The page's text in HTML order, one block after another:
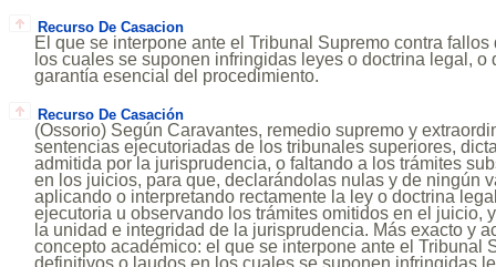
Recurso De Casacion
El que se interpone ante el Tribunal Supremo contra
los cuales se suponen infringidas leyes o doctrina legal, o
garantía esencial del procedimiento.
Recurso De Casación
(Ossorio) Según Caravantes, remedio supremo y
sentencias ejecutoriadas de los tribunales superiores,
admitida por la jurisprudencia, o faltando a los trámites
en los juicios, para que, declarándolas nulas y de ningún
aplicando o interpretando rectamente la ley o doctrina
ejecutoria u observando los trámites omitidos en el juicio,
la unidad e integridad de la jurisprudencia. Más exacto y
concepto académico: el que se interpone ante el Tribunal
definitivos o laudos en los cuales se suponen infringidas